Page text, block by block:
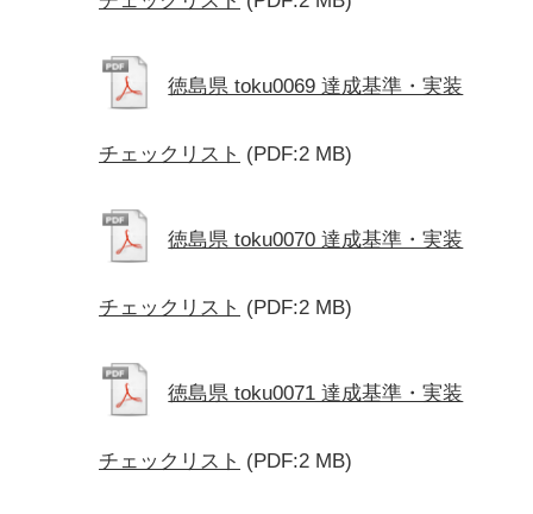
徳島県 toku0069 達成基準・実装
チェックリスト (PDF:2 MB)
徳島県 toku0070 達成基準・実装
チェックリスト (PDF:2 MB)
徳島県 toku0071 達成基準・実装
チェックリスト (PDF:2 MB)